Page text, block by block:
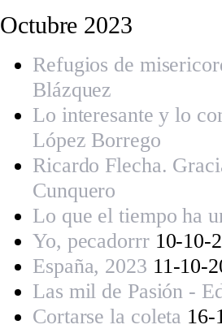
Octubre 2023
Refugios de
Blázquez
Lo interesante y lo
López Borrego
Ricardo Flecha.
Cunquero
Lo que el tiempo ha
Yo, pecadorrr10-10-
España, 2023 11-10-
Las mil de Pasión -
Cortarse la coleta